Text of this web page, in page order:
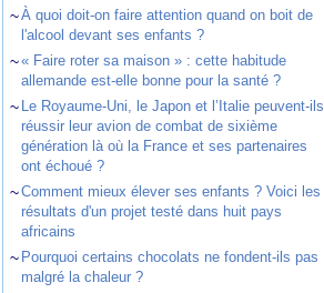
~À quoi doit-on faire attention quand on boit de
l'alcool devant ses enfants ?
~« Faire roter sa maison » : cette habitude
allemande est-elle bonne pour la santé ?
~ Le Royaume-Uni, le Japon et l’Italie peuvent-ils
réussir leur avion de combat de sixième
génération là où la France et ses partenaires
ont échoué ?
~Comment mieux élever ses enfants ? Voici les
résultats d'un projet testé dans huit pays
africains
~ Pourquoi certains chocolats ne fondent-ils pas
malgré la chaleur ?